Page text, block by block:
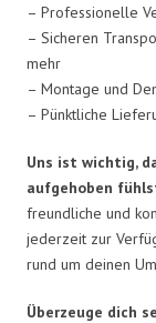
– Professionelle
– Sicheren
mehr
– Montage und
– Pünktliche
Uns ist wichtig,
aufgehoben
freundliche und
jederzeit zur
rund um deinen
Überzeuge dich